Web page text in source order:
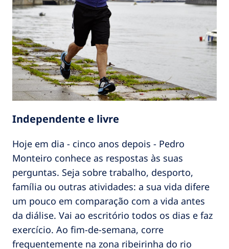
Independente e livre
Hoje em dia - cinco anos depois - Pedro
Monteiro conhece as respostas às suas
perguntas. Seja sobre trabalho, desporto,
família ou outras atividades: a sua vida difere
um pouco em comparação com a vida antes
da diálise. Vai ao escritório todos os dias e faz
exercício. Ao fim-de-semana, corre
frequentemente na zona ribeirinha do rio